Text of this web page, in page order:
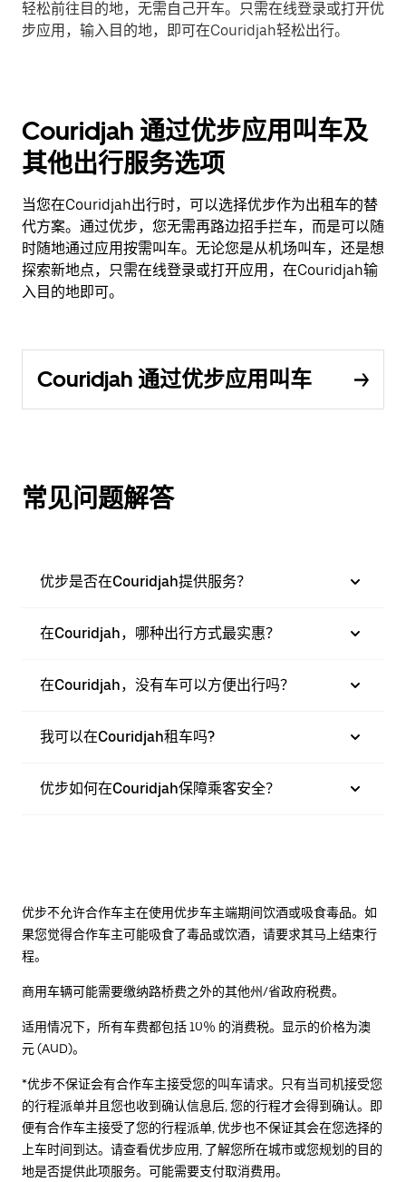
轻松前往目的地，无需自己开车。只需在线登录或打开优
步应用，输入目的地，即可在Couridjah轻松出行。
Couridjah 通过优步应用叫车及
其他出行服务选项
当您在Couridjah出行时，可以选择优步作为出租车的替
代方案。通过优步，您无需再路边招手拦车，而是可以随
时随地通过应用按需叫车。无论您是从机场叫车，还是想
探索新地点，只需在线登录或打开应用，在Couridjah输
入目的地即可。
Couridjah 通过优步应用叫车
常见问题解答
优步是否在Couridjah提供服务？
在Couridjah，哪种出行方式最实惠？
在Couridjah，没有车可以方便出行吗？
我可以在Couridjah租车吗?
优步如何在Couridjah保障乘客安全？
优步不允许合作车主在使用优步车主端期间饮酒或吸食毒品。如
果您觉得合作车主可能吸食了毒品或饮酒，请要求其马上结束行
程。
商用车辆可能需要缴纳路桥费之外的其他州/省政府税费。
适用情况下，所有车费都包括 10％ 的消费税。显示的价格为澳
元 (AUD)。
*优步不保证会有合作车主接受您的叫车请求。只有当司机接受您
的行程派单并且您也收到确认信息后, 您的行程才会得到确认。即
便有合作车主接受了您的行程派单, 优步也不保证其会在您选择的
上车时间到达。请查看优步应用, 了解您所在城市或您规划的目的
地是否提供此项服务。可能需要支付取消费用。